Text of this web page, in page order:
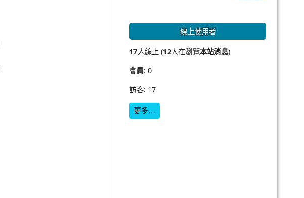
線上使用者
17人線上 (12人在瀏覽本站消息)
會員: 0
訪客: 17
更多…